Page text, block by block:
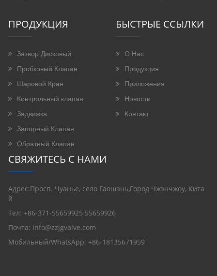
ПРОДУКЦИЯ
Затвор Дисковый
Пробковый Клапан
Шаровой Кран
Контрольный клапан
Задвижка
Запорный Клапан
Обратный Клапан
БЫСТРЫЕ ССЫЛКИ
О Нас
Продукция
Приложения
Новости
Контакт
СВЯЖИТЕСЬ С НАМИ
Адрес:Просп. Чуанье, село Гаошань,Город Чжэнчжоу, Кита
й
Тел: +86-371-55659925 55659926
Почта: info@zzjgvalve.com
Мобильный/WhatsApp: +86-18135671959